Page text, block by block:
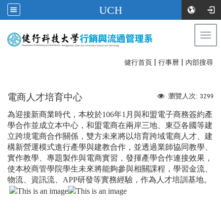
UCH
健行首頁 | 行事曆 | 內部搜尋
瀏覽人次: 3299
電商人才培育中心
為迎接新商業時代，本校於106年1月與和盟電子商務簽約產
學合作並成立本中心，和盟電商在兩岸三地、東亞各國等建
立跨境電商合作關係，雙方未來將以培育跨域電商人才、建
構新營運模式進行產學與建教合作，並透過業師協同教學、
實作教學、專題製作與電商實習，發揮產學合作連接效果，
使本校商管學院學生未來將能夠參與相關課程，學習金流、
物流、資訊流、APP研發等實務經驗，作為人才培訓基地。